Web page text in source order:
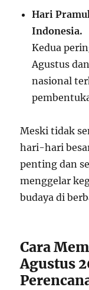
Hari
Indonesia.
Kedua
Agustus
nasional
Meski tidak
hari-hari
penting dan
menggelar
budaya di
Cara
Agustus